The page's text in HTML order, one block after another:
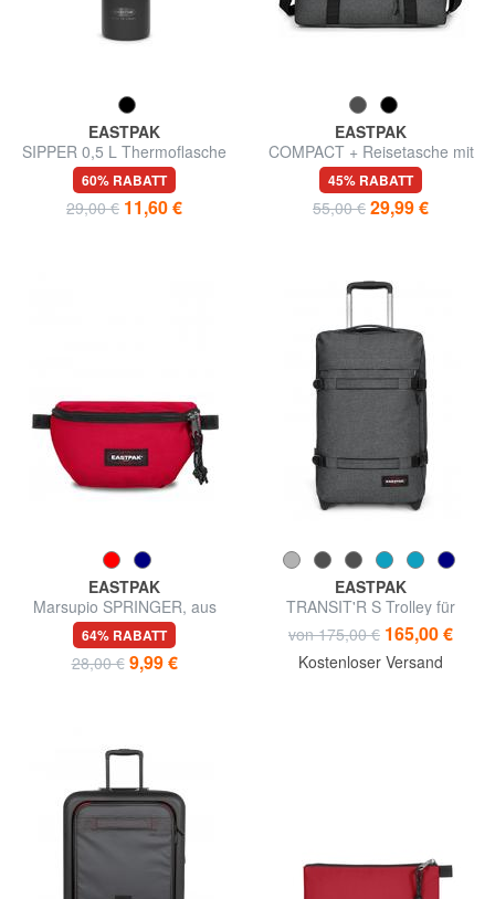
EASTPAK
SIPPER 0,5 L Thermoflasche
60% RABATT
29,00 € 11,60 €
EASTPAK
COMPACT + Reisetasche mit
Schultergurt
45% RABATT
55,00 € 29,99 €
EASTPAK
Marsupio SPRINGER, aus
Nylon
64% RABATT
28,00 € 9,99 €
EASTPAK
TRANSIT'R S Trolley für
Handgepäck
von 175,00 € 165,00 €
Kostenloser Versand